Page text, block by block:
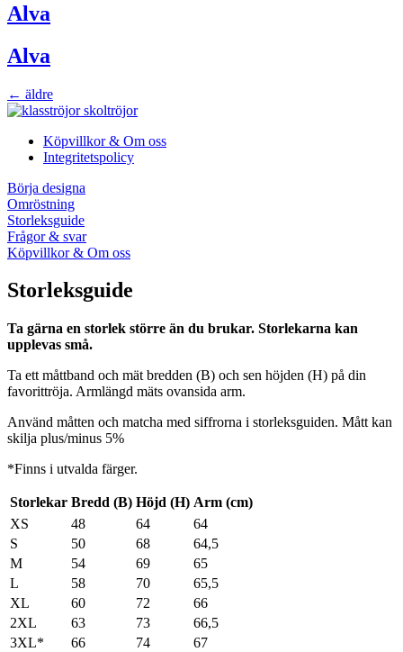
Alva
Alva
← äldre
Köpvillkor & Om oss
Integritetspolicy
Börja designa
Omröstning
Storleksguide
Frågor & svar
Köpvillkor & Om oss
Storleksguide
Ta gärna en storlek större än du brukar. Storlekarna kan
upplevas små.
Ta ett måttband och mät bredden (B) och sen höjden (H) på din
favorittröja. Armlängd mäts ovansida arm.
Använd måtten och matcha med siffrorna i storleksguiden. Mått kan
skilja plus/minus 5%
*Finns i utvalda färger.
Storlekar Bredd (B) Höjd (H) Arm (cm)
XS
48 64
64
S
50 68
64,5
M
54 69
65
L
58 70
65,5
XL
60 72
66
2XL
63 73
66,5
3XL*
66 74 67